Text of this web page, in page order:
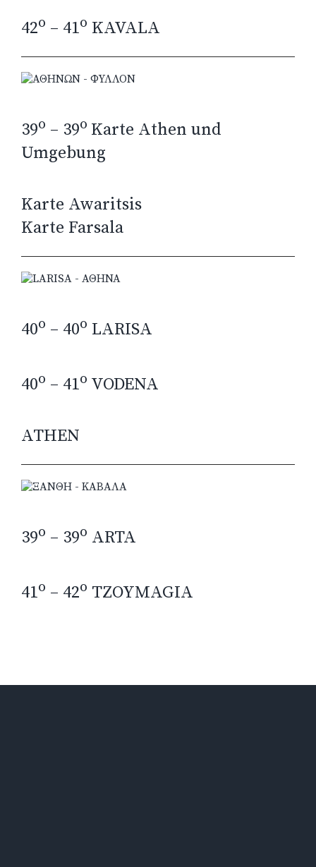
42o – 41o KAVALA
39o – 39o Karte Athen und
Umgebung
Karte Awaritsis
Karte Farsala
40o – 40o LARISA
40o – 41o VODENA
ATHEN
39o – 39o ARTA
41o – 42o TZOYMAGIA